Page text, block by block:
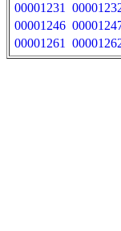
00001231
00001246
00001261